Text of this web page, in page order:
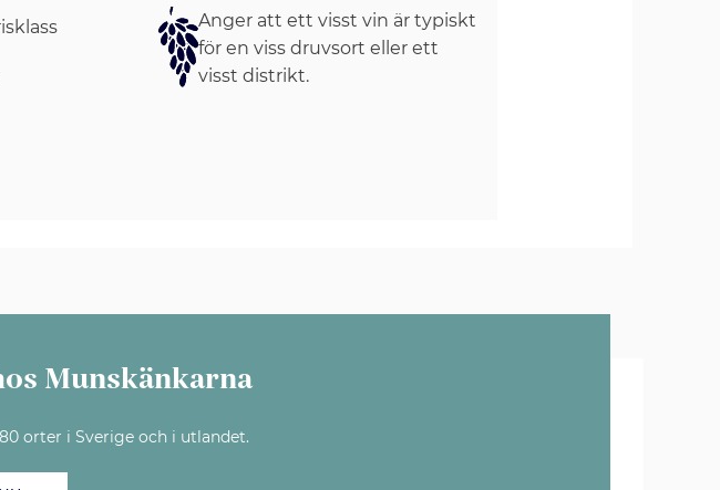
Anger att ett visst vin är typiskt
för en viss druvsort eller ett
visst distrikt.
Munskänkarna
orter i Sverige och i utlandet.